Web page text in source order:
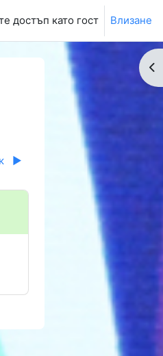
достъп като гост Влизане
▶︎